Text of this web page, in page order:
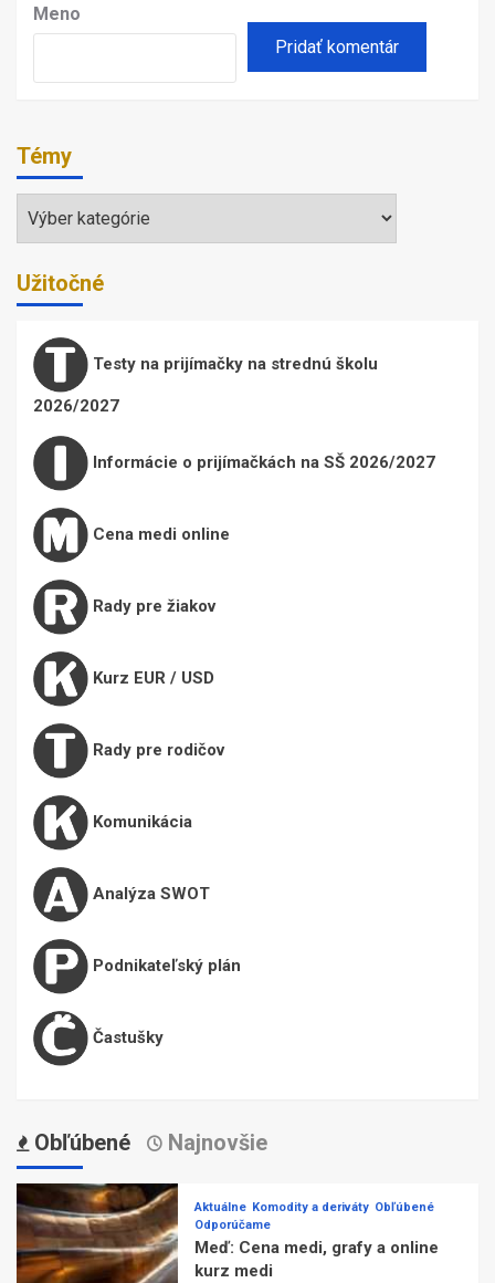
Meno
Témy
Témy
Užitočné
Testy na prijímačky na strednú školu
2026/2027
Informácie o prijímačkách na SŠ 2026/2027
Cena medi online
Rady pre žiakov
Kurz EUR / USD
Rady pre rodičov
Komunikácia
Analýza SWOT
Podnikateľský plán
Častušky
Obľúbené Najnovšie
Aktuálne Komodity a deriváty Obľúbené
Odporúčame
Meď: Cena medi, grafy a online
kurz medi